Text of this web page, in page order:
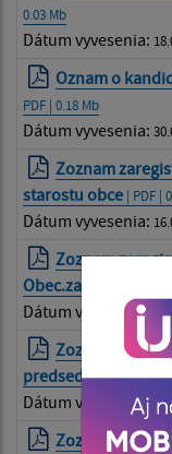
0.03 Mb
Dátum vyvesenia:
Oznam o
PDF | 0.18 Mb
Dátum vyvesenia:
Zoznam
starostu obce | PDF |
Dátum vyvesenia:
Zoznam
Obec.zastupiteľstva
Dátum vyvesenia:
Zoznam
predsedu KSK| PDF |
Dátum vyvesenia:
Zoznam